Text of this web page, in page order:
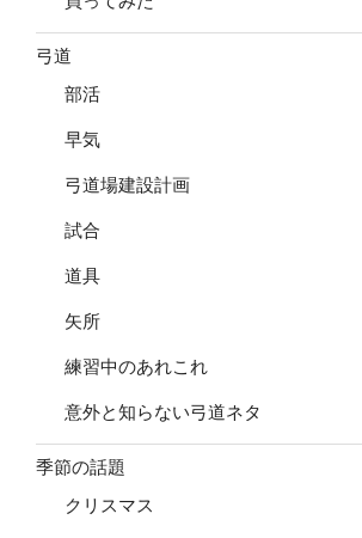
弓道
部活
早気
弓道場建設計画
試合
道具
矢所
練習中のあれこれ
意外と知らない弓道ネタ
季節の話題
クリスマス